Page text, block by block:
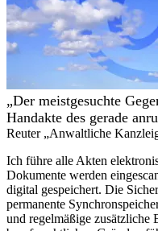
„Der meistgesuchte
Handakte des gerade
Reuter „Anwaltliche
Ich führe alle Akten
Dokumente werden
digital gespeichert. Die
permanente
und regelmäßige zusätzliche